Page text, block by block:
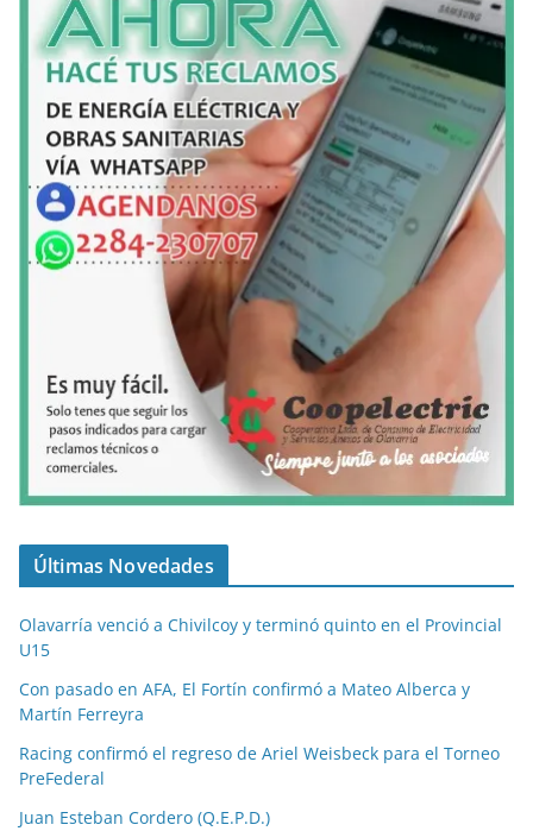
Últimas Novedades
Olavarría venció a Chivilcoy y terminó quinto en el Provincial
U15
Con pasado en AFA, El Fortín confirmó a Mateo Alberca y
Martín Ferreyra
Racing confirmó el regreso de Ariel Weisbeck para el Torneo
PreFederal
Juan Esteban Cordero (Q.E.P.D.)